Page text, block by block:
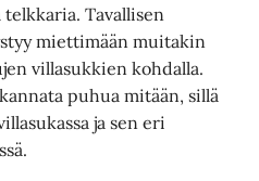
Tavallisen
miettimään muitakin
villasukkien kohdalla.
puhua mitään, sillä
ja sen eri